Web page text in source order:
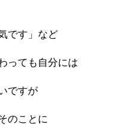
です」など
っても自分には
ですが
のことに